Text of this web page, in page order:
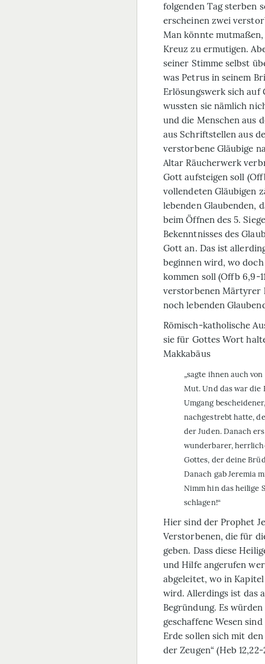
folgenden Tag sterben
erscheinen zwei
Man könnte mutmaßen,
Kreuz zu ermutigen.
seiner Stimme selbst
was Petrus in seinem
Erlösungswerk sich auf
wussten sie nämlich
und die Menschen aus
aus Schriftstellen aus
verstorbene Gläubige
Altar Räucherwerk
Gott aufsteigen soll
vollendeten Gläubigen
lebenden Glaubenden,
beim Öffnen des 5.
Bekenntnisses des
Gott an. Das ist
beginnen wird, wo
kommen soll (Offb 6,9-
verstorbenen Märtyrer
noch lebenden
Römisch-katholische
sie für Gottes Wort
Makkabäus
„sagte ihnen auch
Mut. Und das war die
Umgang
nachgestrebt hatte,
der Juden. Danach
wunderbarer,
Gottes, der deine
Danach gab Jeremia
Nimm hin das heilige
schlagen!“
Hier sind der Prophet
Verstorbenen, die für
geben. Dass diese
und Hilfe angerufen
abgeleitet, wo in
wird. Allerdings ist das
Begründung. Es
geschaffene Wesen
Erde sollen sich mit
der Zeugen“ (Heb 12,22-